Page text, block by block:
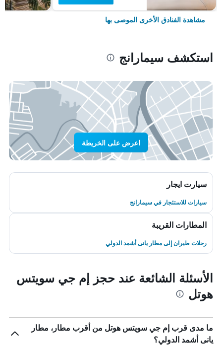
مشاهدة الفنادق الأخرى الموصى بها
استكشف سيمارانج
اعرض على الخريطة
سيارت ايجار
سيارات للاستئجار في سيمارانج
المطارات القريبة
رحلات طيران إلى مطار يانى أشمد الدولي
الأسئلة الشائعة عند حجز إم جي سويتس
هوتل
ما مدى قرب إم جي سويتس هوتل من أقرب مطار، مطار
يانى أشمد الدولي؟